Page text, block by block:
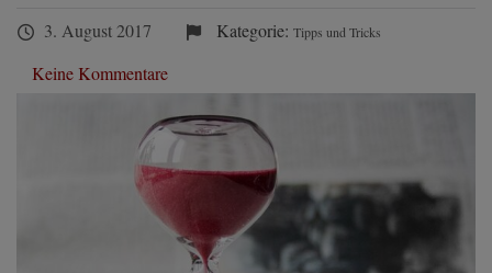
3. August 2017 Kategorie: Tipps und Tricks
Keine Kommentare